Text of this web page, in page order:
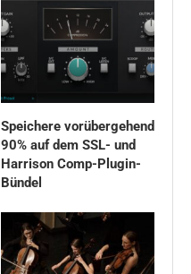
Speichere vorübergehend
90% auf dem SSL- und
Harrison Comp-Plugin-
Bündel